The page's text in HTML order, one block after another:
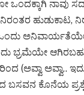
ನಾವು
ಹುಡುಕಾಟ,
ಭ್ರಮೆಯೇ
(ಅವ್ವಾ ಅವ್ವಾ..
ಬಸವನ ಕೊನೆಯ